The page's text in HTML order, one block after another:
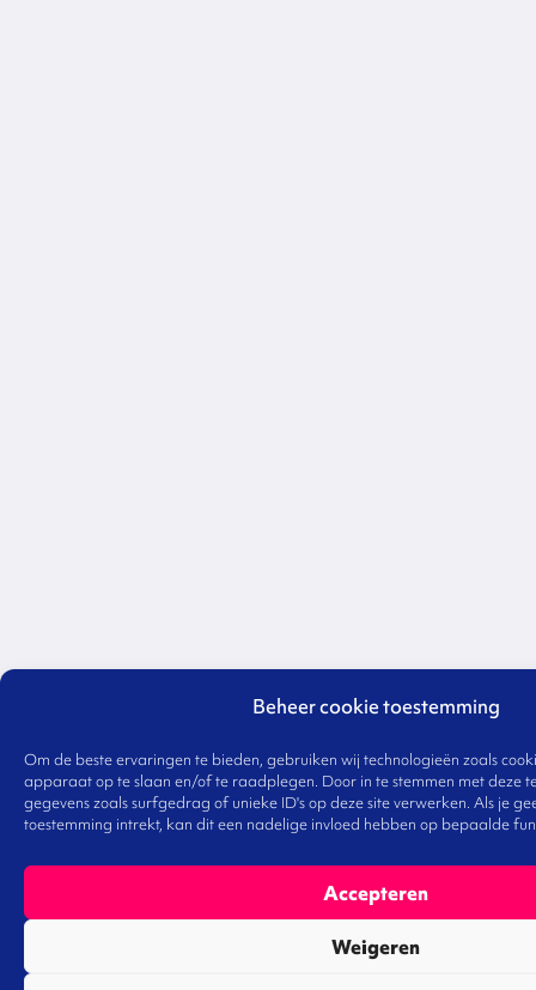
Beheer cookie toestemming
Om de beste ervaringen te bieden, gebruiken wij technologieën zoals
apparaat op te slaan en/of te raadplegen. Door in te stemmen met deze
gegevens zoals surfgedrag of unieke ID's op deze site verwerken. Als je
toestemming intrekt, kan dit een nadelige invloed hebben op bepaalde
Accepteren
Weigeren